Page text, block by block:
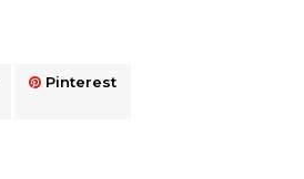
Pinterest